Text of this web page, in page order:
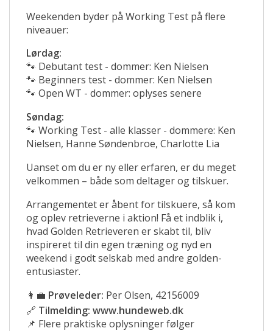
Weekenden byder på Working Test på flere
niveauer:
Lørdag:
🐾 Debutant test - dommer: Ken Nielsen
🐾 Beginners test - dommer: Ken Nielsen
🐾 Open WT - dommer: oplyses senere
Søndag:
🐾 Working Test - alle klasser - dommere: Ken
Nielsen, Hanne Søndenbroe, Charlotte Lia
Uanset om du er ny eller erfaren, er du meget
velkommen – både som deltager og tilskuer.
Arrangementet er åbent for tilskuere, så kom
og oplev retrieverne i aktion! Få et indblik i,
hvad Golden Retrieveren er skabt til, bliv
inspireret til din egen træning og nyd en
weekend i godt selskab med andre golden-
entusiaster.
👩‍💼 Prøveleder: Per Olsen, 42156009
🔗 Tilmelding: www.hundeweb.dk
📌 Flere praktiske oplysninger følger